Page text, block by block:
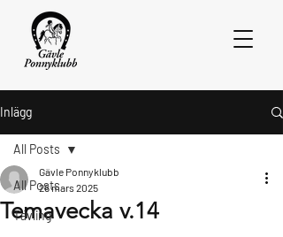
Inlägg
All Posts
Tävling
All Posts
Temavecka v.14
Gävle Ponnyklubb
26 mars 2025